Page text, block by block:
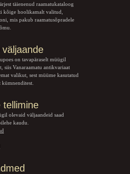
täienenud raamatukataloog
kõige hoolikamalt valitud,
mis pakub raamatusõpradele
on tavapäraselt müügil
siis Vanaraamatu antikvariaat
valikut, sest müüme kasutatud
kümnenditest.
tellimine
olevaid väljaandeid saad
kaudu.